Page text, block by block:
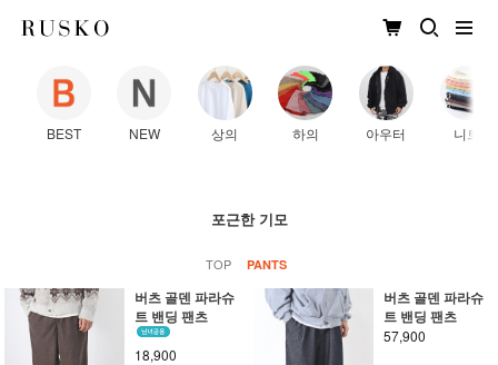
BEST NEW 상의 하의 아우터 니트
포근한 기모
TOP PANTS
버츠 골덴 파라슈
트 밴딩 팬츠
18,900
버츠 골덴 파라슈
트 밴딩 팬츠
57,900